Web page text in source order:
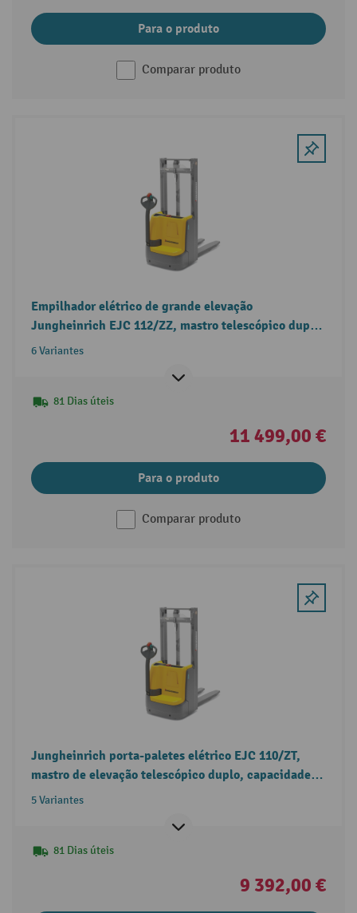
Para o produto
Comparar produto
Empilhador elétrico de grande elevação
Jungheinrich EJC 112/ZZ, mastro telescópico duplo,
elevação livre, carga nominal 1.200 kg
6 Variantes
81 Dias úteis
11 499,00 €
Para o produto
Comparar produto
Jungheinrich porta-paletes elétrico EJC 110/ZT,
mastro de elevação telescópico duplo, capacidade
de carga de 1000 kg
5 Variantes
81 Dias úteis
9 392,00 €